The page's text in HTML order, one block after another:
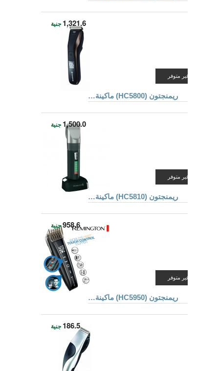
غير متوفر
1,321.6 جنية
ريمنجتون (HC5800) ماكينة قص الشعر
غير متوفر
1,500.0 جنية
ريمنجتون (HC5810) ماكينة قص الشعر و تهذيب اللحية
غير متوفر
958.6جنية
ريمنجتون (HC5950) ماكينة قص الشعر
186.5 جنية